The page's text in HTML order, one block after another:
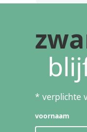
* verplichte
voornaam